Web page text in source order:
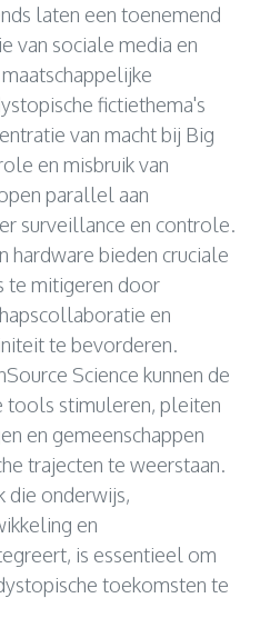
laten een toenemend
van sociale media en
fictiethema's
van macht bij Big
en misbruik van
parallel aan
surveillance en controle.
hardware bieden cruciale
te mitigeren door
en
te bevorderen.
Science kunnen de
tools stimuleren, pleiten
en gemeenschappen
trajecten te weerstaan.
die onderwijs,
en
is essentieel om
toekomsten te